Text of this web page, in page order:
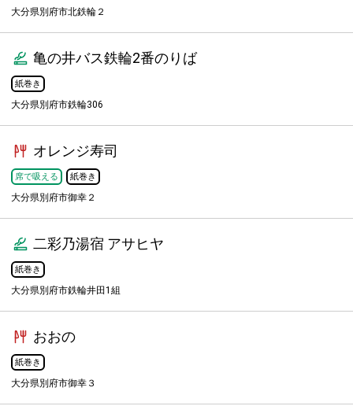
大分県別府市北鉄輪２
亀の井バス鉄輪2番のりば
紙巻き
大分県別府市鉄輪306
オレンジ寿司
席で吸える 紙巻き
大分県別府市御幸２
二彩乃湯宿 アサヒヤ
紙巻き
大分県別府市鉄輪井田1組
おおの
紙巻き
大分県別府市御幸３